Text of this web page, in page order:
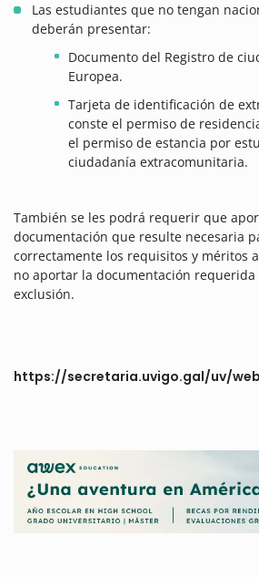
Las estudiantes que no tengan
deberán presentar:
Documento del Registro de
Europea.
Tarjeta de identificación de
conste el permiso de
el permiso de estancia por
ciudadanía extracomunitaria.
También se les podrá requerir que
documentación que resulte necesaria
correctamente los requisitos y méritos
no aportar la documentación requerida
exclusión.